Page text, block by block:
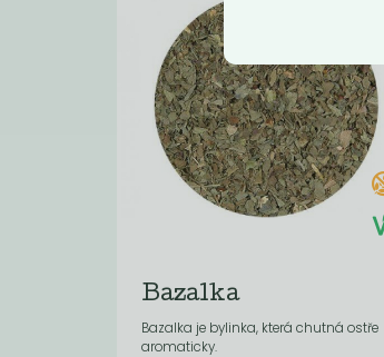
Bazalka
Bazalka je bylinka, která chutná ostře
aromaticky.